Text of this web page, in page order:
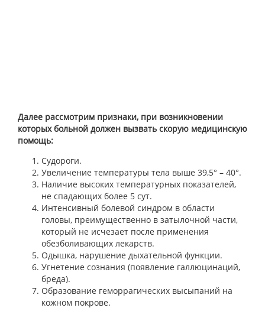
Далее рассмотрим признаки, при возникновении
которых больной должен вызвать скорую медицинскую
помощь:
Судороги.
Увеличение температуры тела выше 39,5° – 40°.
Наличие высоких температурных показателей,
не спадающих более 5 сут.
Интенсивный болевой синдром в области
головы, преимущественно в затылочной части,
который не исчезает после применения
обезболивающих лекарств.
Одышка, нарушение дыхательной функции.
Угнетение сознания (появление галлюцинаций,
бреда).
Образование геморрагических высыпаний на
кожном покрове.